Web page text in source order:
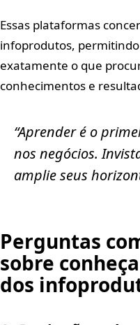
Essas plataformas
infoprodutos,
exatamente o que
conhecimentos e
“Aprender é o
nos negócios.
amplie seus
Perguntas
sobre
dos